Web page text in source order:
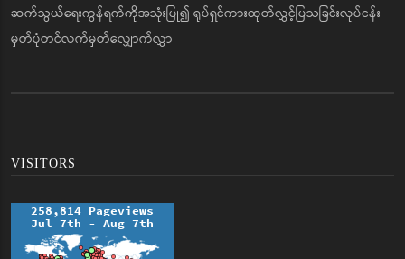
ဆက်သွယ်ရေးကွန်ရက်ကိုအသုံးပြု၍ ရုပ်ရှင်ကားထုတ်လွှင့်ပြသခြင်းလုပ်ငန်း
မှတ်ပုံတင်လက်မှတ်လျှောက်လွှာ
VISITORS